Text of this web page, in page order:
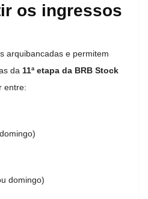
os ingressos
arquibancadas e permitem
da 11ª etapa da BRB Stock
entre:
domingo)